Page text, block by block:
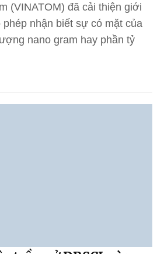
(VINATOM) đã cải thiện giới
phép nhận biết sự có mặt của
nano gram hay phần tỷ